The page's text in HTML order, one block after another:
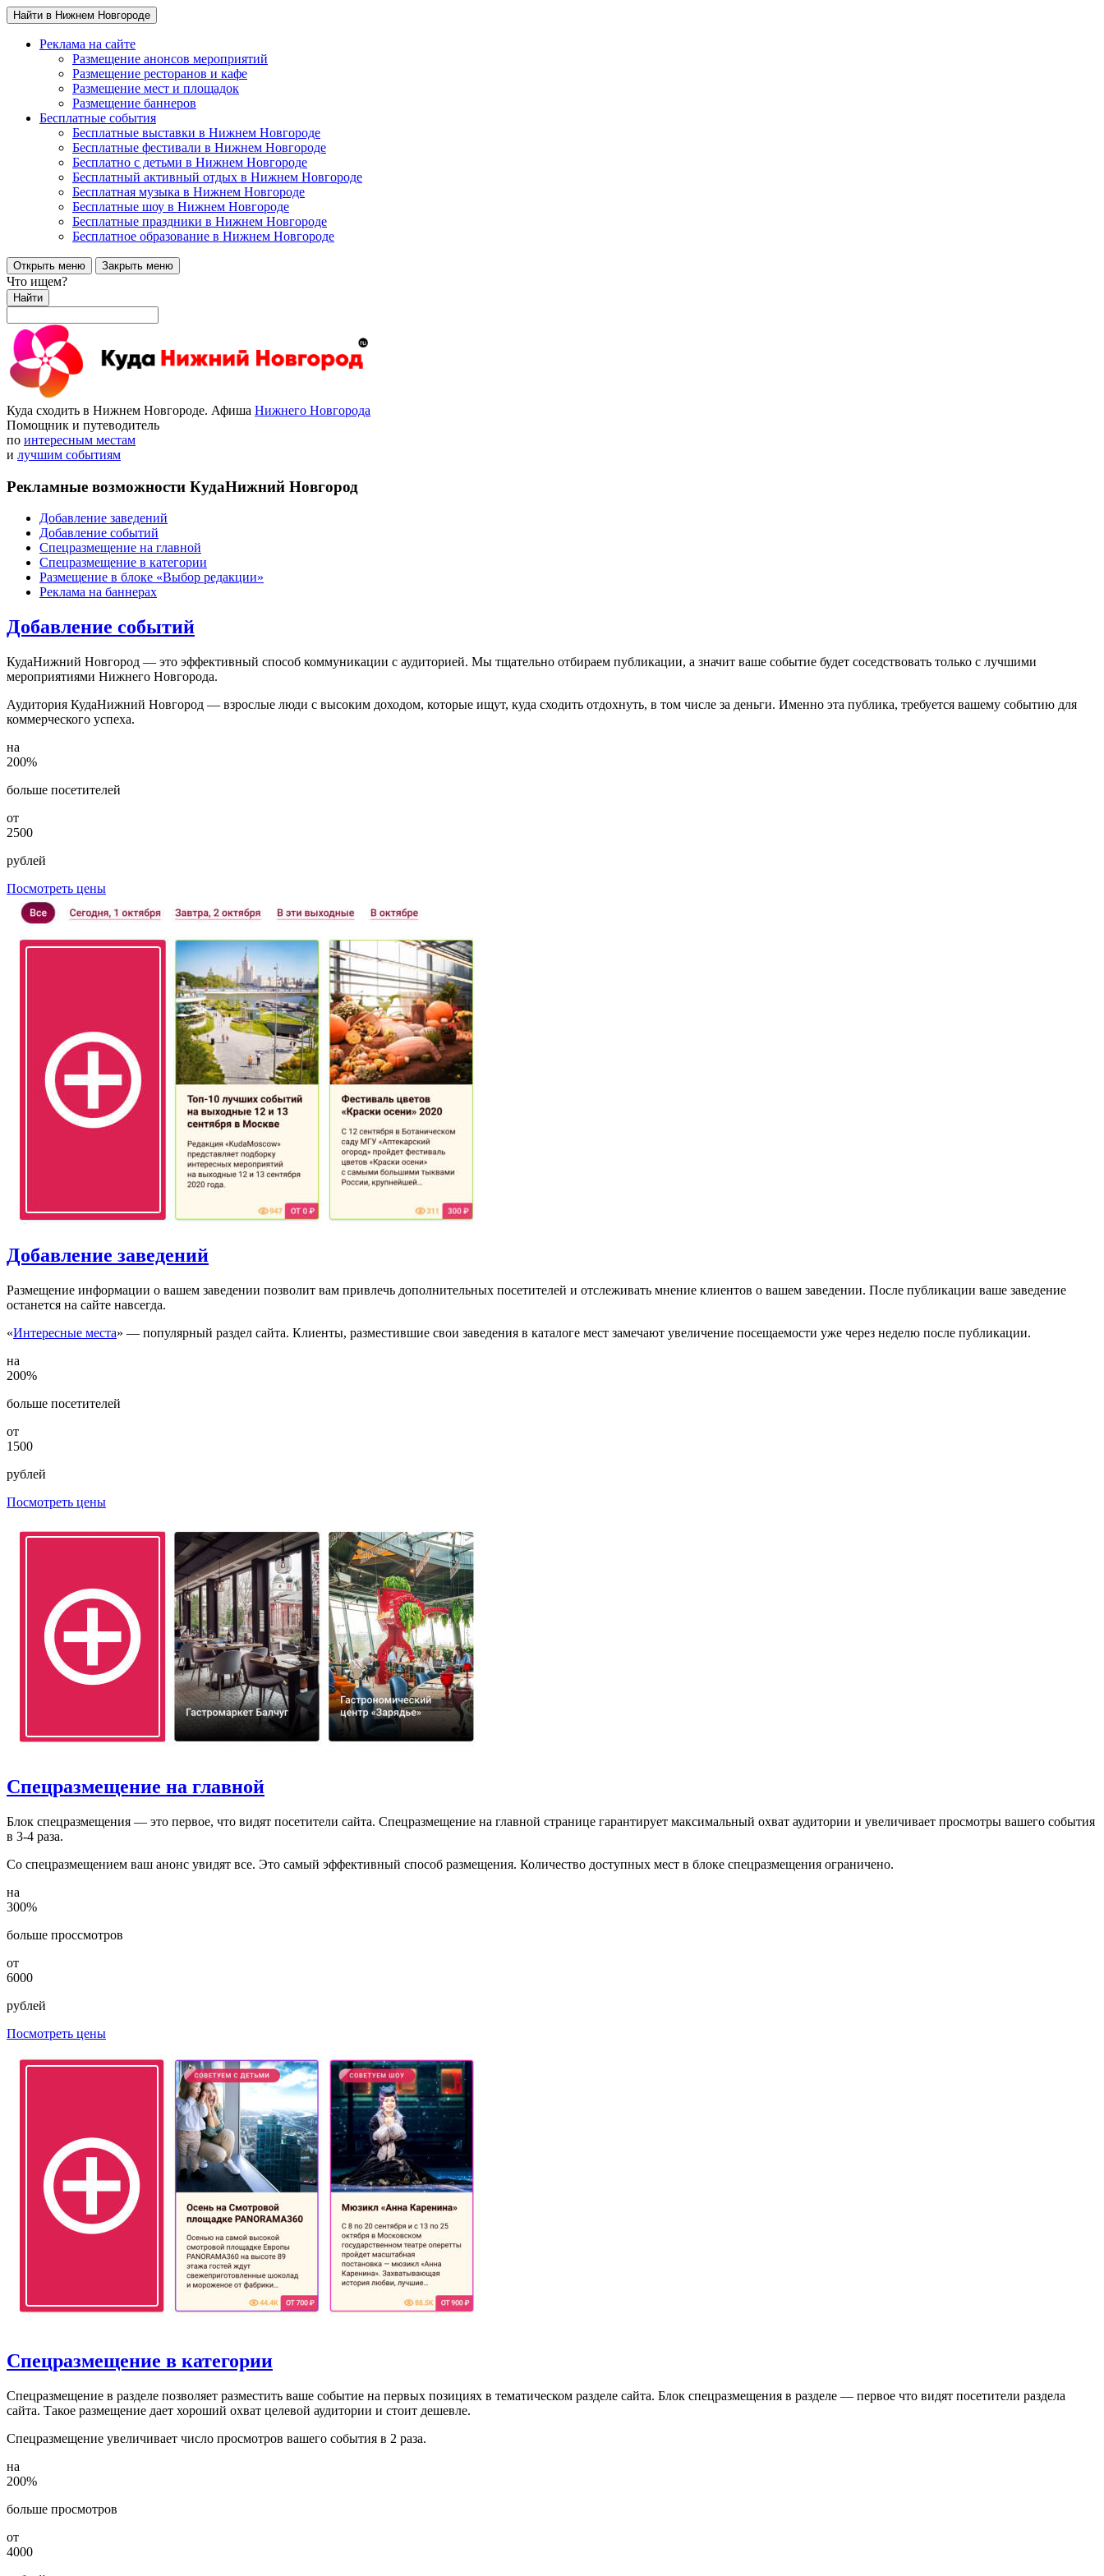
Найти в Нижнем Новгороде
Реклама на сайте
Размещение анонсов мероприятий
Размещение ресторанов и кафе
Размещение мест и площадок
Размещение баннеров
Бесплатные события
Бесплатные выставки в Нижнем Новгороде
Бесплатные фестивали в Нижнем Новгороде
Бесплатно с детьми в Нижнем Новгороде
Бесплатный активный отдых в Нижнем Новгороде
Бесплатная музыка в Нижнем Новгороде
Бесплатные шоу в Нижнем Новгороде
Бесплатные праздники в Нижнем Новгороде
Бесплатное образование в Нижнем Новгороде
Открыть меню Закрыть меню
Что ищем?
Найти
Куда сходить в Нижнем Новгороде. Афиша Нижнего Новгорода
Помощник и путеводитель
по интересным местам
и лучшим событиям
Рекламные возможности КудаНижний Новгород
Добавление заведений
Добавление событий
Спецразмещение на главной
Спецразмещение в категории
Размещение в блоке «Выбор редакции»
Реклама на баннерах
Добавление событий
КудаНижний Новгород — это эффективный способ коммуникации с аудиторией. Мы тщательно отбираем публикации, а значит ваше событие будет соседствовать только с лучшими
мероприятиями Нижнего Новгорода.
Аудитория КудаНижний Новгород — взрослые люди с высоким доходом, которые ищут, куда сходить отдохнуть, в том числе за деньги. Именно эта публика, требуется вашему событию для
коммерческого успеха.
на
200%
больше посетителей
от
2500
рублей
Посмотреть цены
Добавление заведений
Размещение информации о вашем заведении позволит вам привлечь дополнительных посетителей и отслеживать мнение клиентов о вашем заведении. После публикации ваше заведение
останется на сайте навсегда.
«Интересные места» — популярный раздел сайта. Клиенты, разместившие свои заведения в каталоге мест замечают увеличение посещаемости уже через неделю после публикации.
на
200%
больше посетителей
от
1500
рублей
Посмотреть цены
Спецразмещение на главной
Блок спецразмещения — это первое, что видят посетители сайта. Спецразмещение на главной странице гарантирует максимальный охват аудитории и увеличивает просмотры вашего события
в 3-4 раза.
Со спецразмещением ваш анонс увидят все. Это самый эффективный способ размещения. Количество доступных мест в блоке спецразмещения ограничено.
на
300%
больше проссмотров
от
6000
рублей
Посмотреть цены
Спецразмещение в категории
Спецразмещение в разделе позволяет разместить ваше событие на первых позициях в тематическом разделе сайта. Блок спецразмещения в разделе — первое что видят посетители раздела
сайта. Такое размещение дает хороший охват целевой аудитории и стоит дешевле.
Спецразмещение увеличивает число просмотров вашего события в 2 раза.
на
200%
больше просмотров
от
4000